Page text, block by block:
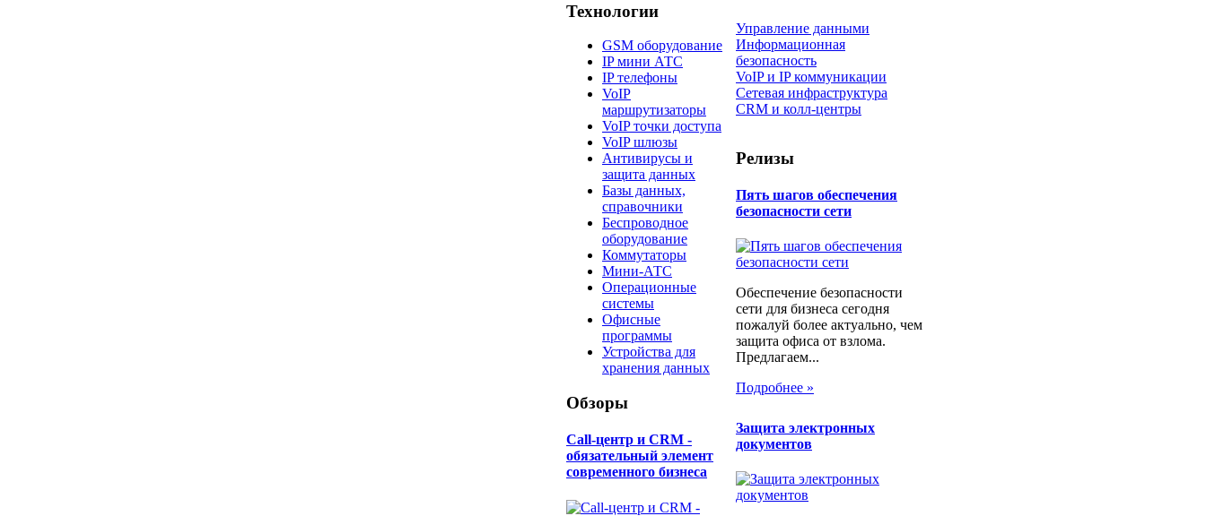
Технологии
GSM оборудование
IP мини АТС
IP телефоны
VoIP
маршрутизаторы
VoIP точки доступа
VoIP шлюзы
Антивирусы и
защита данных
Базы данных,
справочники
Беспроводное
оборудование
Коммутаторы
Мини-АТС
Операционные
системы
Офисные
программы
Устройства для
хранения данных
Обзоры
Call-центр и CRM -
обязательный элемент
современного бизнеса
Управление данными
Информационная
безопасность
VoIP и IP коммуникации
Сетевая инфраструктура
CRM и колл-центры
Релизы
Пять шагов обеспечения
безопасности сети
Обеспечение безопасности
сети для бизнеса сегодня
пожалуй более актуально, чем
защита офиса от взлома.
Предлагаем...
Подробнее »
Защита электронных
документов